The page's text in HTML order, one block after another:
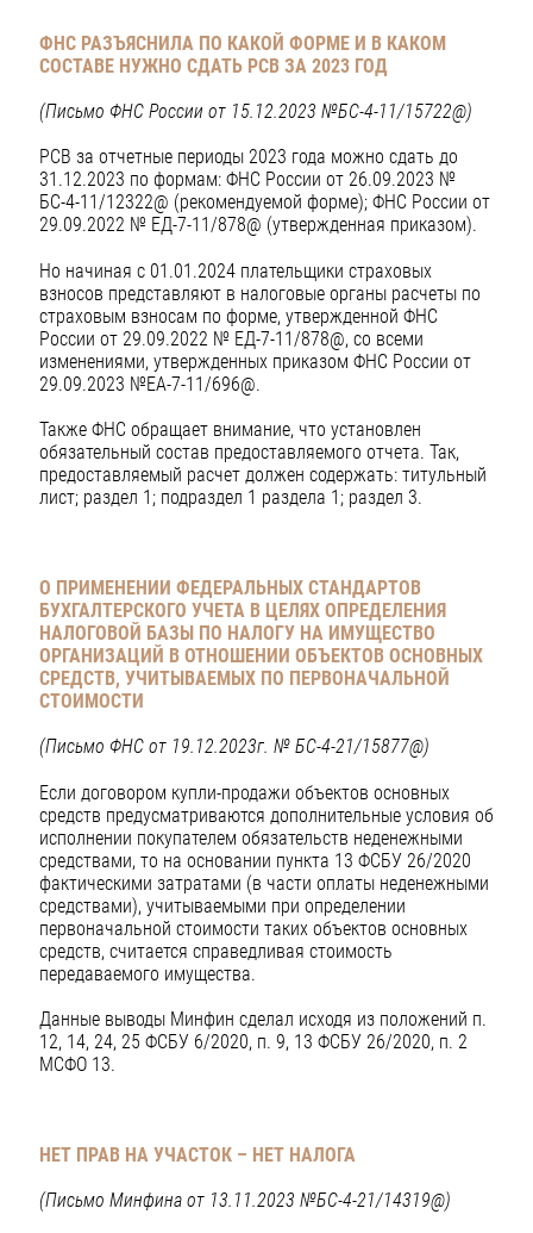
ФНС РАЗЪЯСНИЛА ПО КАКОЙ ФОРМЕ И В КАКОМ
СОСТАВЕ НУЖНО СДАТЬ РСВ ЗА 2023 ГОД
(Письмо ФНС России от 15.12.2023 №БС-4-11/15722@)
РСВ за отчетные периоды 2023 года можно сдать до
31.12.2023 по формам: ФНС России от 26.09.2023 №
БС-4-11/12322@ (рекомендуемой форме); ФНС России от
29.09.2022 № ЕД-7-11/878@ (утвержденная приказом).
Но начиная с 01.01.2024 плательщики страховых
взносов представляют в налоговые органы расчеты по
страховым взносам по форме, утвержденной ФНС
России от 29.09.2022 № ЕД-7-11/878@, со всеми
изменениями, утвержденных приказом ФНС России от
29.09.2023 №ЕА-7-11/696@.
Также ФНС обращает внимание, что установлен
обязательный состав предоставляемого отчета. Так,
предоставляемый расчет должен содержать: титульный
лист; раздел 1; подраздел 1 раздела 1; раздел 3.
О ПРИМЕНЕНИИ ФЕДЕРАЛЬНЫХ СТАНДАРТОВ
БУХГАЛТЕРСКОГО УЧЕТА В ЦЕЛЯХ ОПРЕДЕЛЕНИЯ
НАЛОГОВОЙ БАЗЫ ПО НАЛОГУ НА ИМУЩЕСТВО
ОРГАНИЗАЦИЙ В ОТНОШЕНИИ ОБЪЕКТОВ ОСНОВНЫХ
СРЕДСТВ, УЧИТЫВАЕМЫХ ПО ПЕРВОНАЧАЛЬНОЙ
СТОИМОСТИ
(Письмо ФНС от 19.12.2023г. № БС-4-21/15877@)
Если договором купли-продажи объектов основных
средств предусматриваются дополнительные условия об
исполнении покупателем обязательств неденежными
средствами, то на основании пункта 13 ФСБУ 26/2020
фактическими затратами (в части оплаты неденежными
средствами), учитываемыми при определении
первоначальной стоимости таких объектов основных
средств, считается справедливая стоимость
передаваемого имущества.
Данные выводы Минфин сделал исходя из положений п.
12, 14, 24, 25 ФСБУ 6/2020, п. 9, 13 ФСБУ 26/2020, п. 2
МСФО 13.
НЕТ ПРАВ НА УЧАСТОК – НЕТ НАЛОГА
(Письмо Минфина от 13.11.2023 №БС-4-21/14319@)